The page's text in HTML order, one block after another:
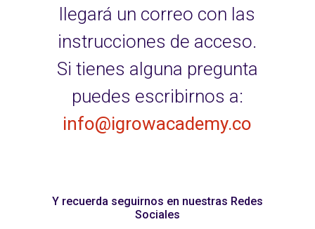
llegará un correo con las
instrucciones de acceso.
Si tienes alguna pregunta
puedes escribirnos a:
info@igrowacademy.co
Y recuerda seguirnos en nuestras Redes
Sociales